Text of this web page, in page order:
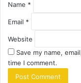
Name *
Email *
Website
Save my name,
time I comment.